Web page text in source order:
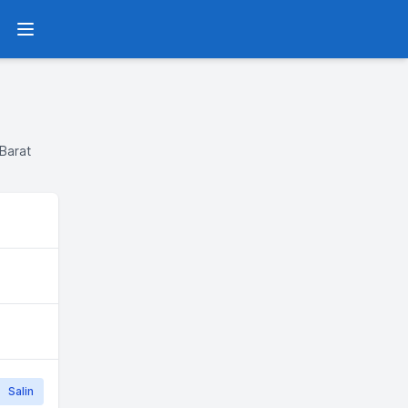
Menu
Salin